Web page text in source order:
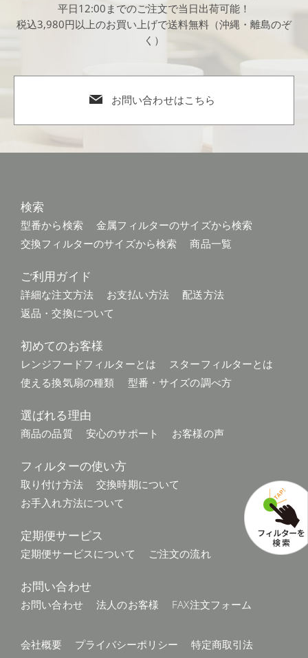
平日12:00までのご注文で当日出荷可能！
税込3,980円以上のお買い上げで送料無料（沖縄・離島のぞ
く）
お問い合わせはこちら
検索
型番から検索
金属フィルターのサイズから検索
交換フィルターのサイズから検索
商品一覧
ご利用ガイド
詳細な注文方法 お支払い方法
配送方法
返品・交換について
初めてのお客様
レンジフードフィルターとは
スターフィルターとは
使える換気扇の種類
型番・サイズの調べ方
選ばれる理由
商品の品質 安心のサポート お客様の声
フィルターの使い方
取り付け方法
交換時期について
お手入れ方法について
定期便サービス
定期便サービスについて ご注文の流れ
お問い合わせ
お問い合わせ 法人のお客様 FAX注文フォーム
会社概要 プライバシーポリシー 特定商取引法